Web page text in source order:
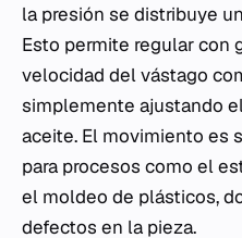
la presión se distribuye
Esto permite regular con
velocidad del vástago
simplemente ajustando
aceite. El movimiento es
para procesos como el
el moldeo de plásticos,
defectos en la pieza.